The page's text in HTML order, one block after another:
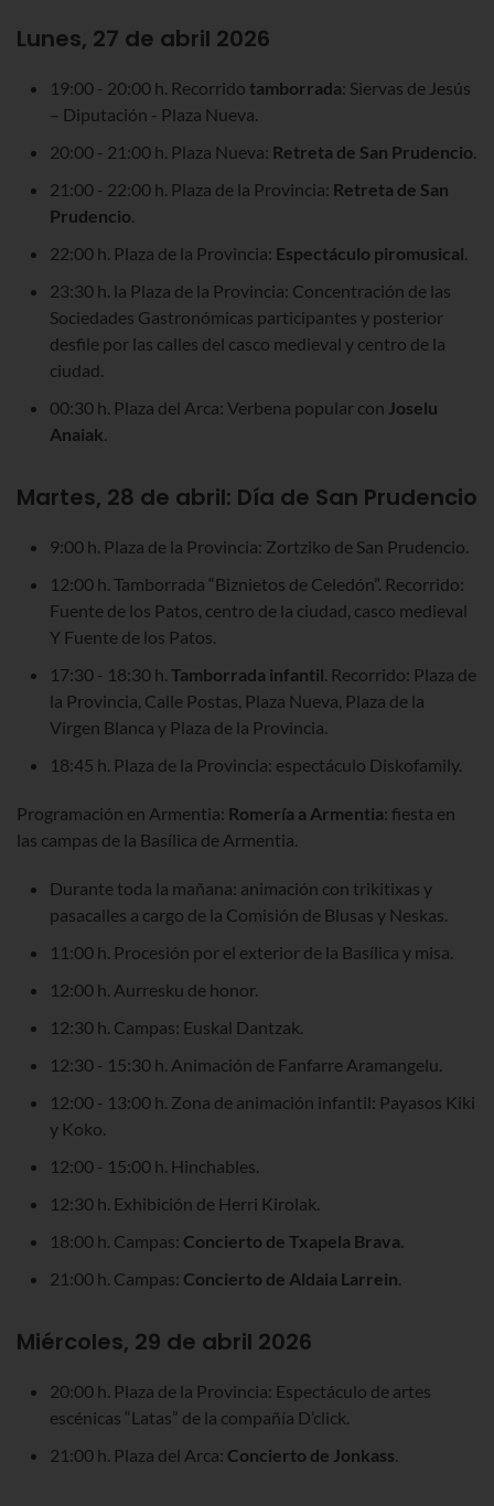
Lunes, 27 de abril 2026
19:00 - 20:00 h. Recorrido tamborrada: Siervas de Jesús
– Diputación - Plaza Nueva.
20:00 - 21:00 h. Plaza Nueva: Retreta de San Prudencio.
21:00 - 22:00 h. Plaza de la Provincia: Retreta de San
Prudencio.
22:00 h. Plaza de la Provincia: Espectáculo piromusical.
23:30 h. la Plaza de la Provincia: Concentración de las
Sociedades Gastronómicas participantes y posterior
desfile por las calles del casco medieval y centro de la
ciudad.
00:30 h. Plaza del Arca: Verbena popular con Joselu
Anaiak.
Martes, 28 de abril: Día de San Prudencio
9:00 h. Plaza de la Provincia: Zortziko de San Prudencio.
12:00 h. Tamborrada “Biznietos de Celedón”. Recorrido:
Fuente de los Patos, centro de la ciudad, casco medieval
Y Fuente de los Patos.
17:30 - 18:30 h. Tamborrada infantil. Recorrido: Plaza de
la Provincia, Calle Postas, Plaza Nueva, Plaza de la
Virgen Blanca y Plaza de la Provincia.
18:45 h. Plaza de la Provincia: espectáculo Diskofamily.
Programación en Armentia: Romería a Armentia: fiesta en
las campas de la Basílica de Armentia.
Durante toda la mañana: animación con trikitixas y
pasacalles a cargo de la Comisión de Blusas y Neskas.
11:00 h. Procesión por el exterior de la Basílica y misa.
12:00 h. Aurresku de honor.
12:30 h. Campas: Euskal Dantzak.
12:30 - 15:30 h. Animación de Fanfarre Aramangelu.
12:00 - 13:00 h. Zona de animación infantil: Payasos Kiki
y Koko.
12:00 - 15:00 h. Hinchables.
12:30 h. Exhibición de Herri Kirolak.
18:00 h. Campas: Concierto de Txapela Brava.
21:00 h. Campas: Concierto de Aldaia Larrein.
Miércoles, 29 de abril 2026
20:00 h. Plaza de la Provincia: Espectáculo de artes
escénicas “Latas” de la compañía D’click.
21:00 h. Plaza del Arca: Concierto de Jonkass.